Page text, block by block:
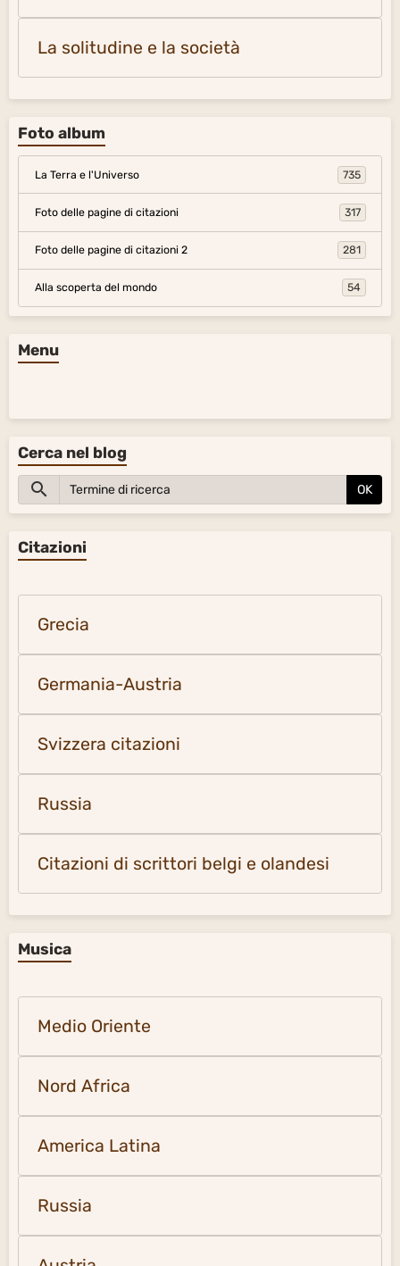
La solitudine e la società
Foto album
La Terra e l'Universo 735
Foto delle pagine di citazioni 317
Foto delle pagine di citazioni 2 281
Alla scoperta del mondo 54
Menu
Cerca nel blog
OK
Citazioni
Grecia
Germania-Austria
Svizzera citazioni
Russia
Citazioni di scrittori belgi e olandesi
Musica
Medio Oriente
Nord Africa
America Latina
Russia